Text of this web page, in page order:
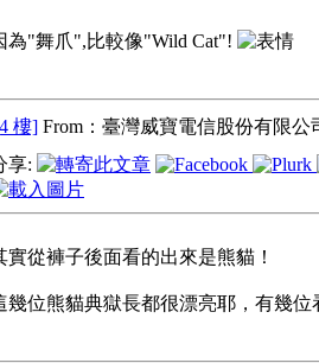
為"舞爪",比較像"Wild Cat"!
樓] From：臺灣威寶電信股份有限公
享:
實從褲子後面看的出來是熊貓！
幾位熊貓典獄長都很漂亮耶，有幾位